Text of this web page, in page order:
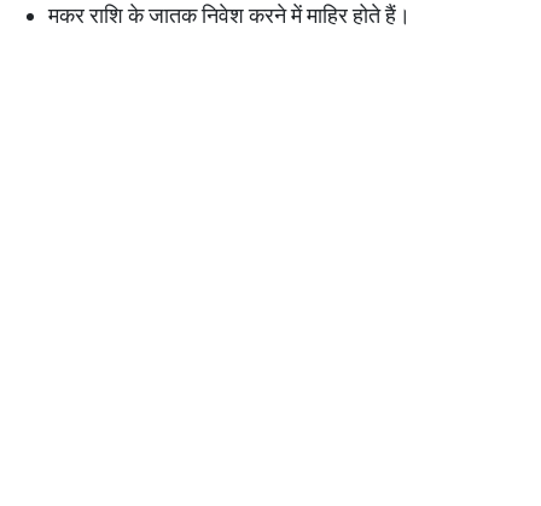
मकर राशि के जातक निवेश करने में माहिर होते हैं।